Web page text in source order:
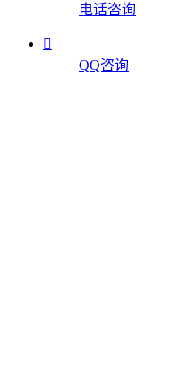
电话咨询

QQ咨询